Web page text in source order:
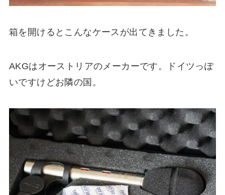
箱を開けるとこんなケースが出てきました。
AKGはオーストリアのメーカーです。ドイツっぽ
いですけどお隣の国。